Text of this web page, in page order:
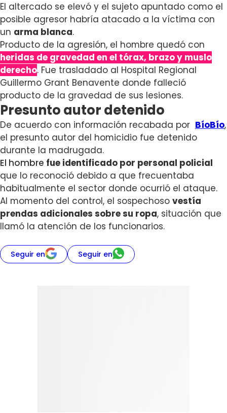
El altercado se elevó y el sujeto apuntado como el
posible agresor habría atacado a la víctima con
un arma blanca.
Producto de la agresión, el hombre quedó con
heridas de gravedad en el tórax, brazo y muslo
derecho. Fue trasladado al Hospital Regional
Guillermo Grant Benavente donde falleció
producto de la gravedad de sus lesiones.
Presunto autor detenido
De acuerdo con información recabada por BíoBío,
el presunto autor del homicidio fue detenido
durante la madrugada.
El hombre fue identificado por personal policial
que lo reconoció debido a que frecuentaba
habitualmente el sector donde ocurrió el ataque.
Al momento del control, el sospechoso vestía
prendas adicionales sobre su ropa, situación que
llamó la atención de los funcionarios.
Seguir en Seguir en